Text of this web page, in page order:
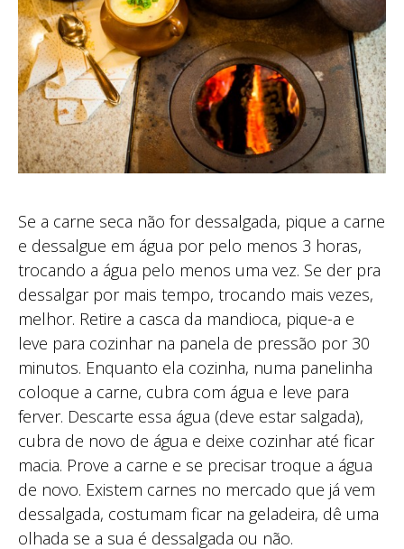
Se a carne seca não for dessalgada, pique a carne
e dessalgue em água por pelo menos 3 horas,
trocando a água pelo menos uma vez. Se der pra
dessalgar por mais tempo, trocando mais vezes,
melhor. Retire a casca da mandioca, pique-a e
leve para cozinhar na panela de pressão por 30
minutos. Enquanto ela cozinha, numa panelinha
coloque a carne, cubra com água e leve para
ferver. Descarte essa água (deve estar salgada),
cubra de novo de água e deixe cozinhar até ficar
macia. Prove a carne e se precisar troque a água
de novo. Existem carnes no mercado que já vem
dessalgada, costumam ficar na geladeira, dê uma
olhada se a sua é dessalgada ou não.